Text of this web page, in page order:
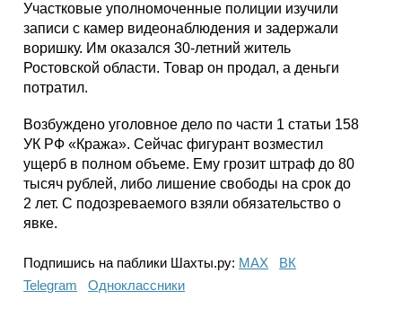
Участковые уполномоченные полиции изучили
записи с камер видеонаблюдения и задержали
воришку. Им оказался 30-летний житель
Ростовской области. Товар он продал, а деньги
потратил.
Возбуждено уголовное дело по части 1 статьи 158
УК РФ «Кража». Сейчас фигурант возместил
ущерб в полном объеме. Ему грозит штраф до 80
тысяч рублей, либо лишение свободы на срок до
2 лет. С подозреваемого взяли обязательство о
явке.
Подпишись на паблики Шахты.ру: МАХ
ВК
Telegram
Одноклассники